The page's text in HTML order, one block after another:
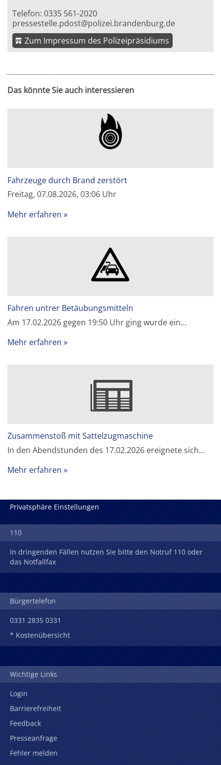
Telefon: 0335 561-2020
pressestelle.pdost@polizei.brandenburg.de
Zum Impressum des Polizeipräsidiums
Das könnte Sie auch interessieren
Fahrzeuge durch Brand zerstört
Freitag, 07.08.2026, 03:06 Uhr
Mehr erfahren
Fahren untrer Betäubungsmitteln
Am 17.02.2026 gegen 19:50 Uhr ging wurde ein…
Mehr erfahren
Zusammenstoß mit Sattelzugmaschine
In den Abendstunden des 17.02.2026 ereignete sich…
Mehr erfahren
Privatsphäre Einstellungen
110
In dringenden Fällen nutzen Sie bitte den Notruf 110 oder
das Notfallfax
Bürgertelefon
0331 2835 0331
* Kostenübersicht
Wichtige Links
Login
Barrierefreiheit
Feedback
Presseanfrage
Fehler melden